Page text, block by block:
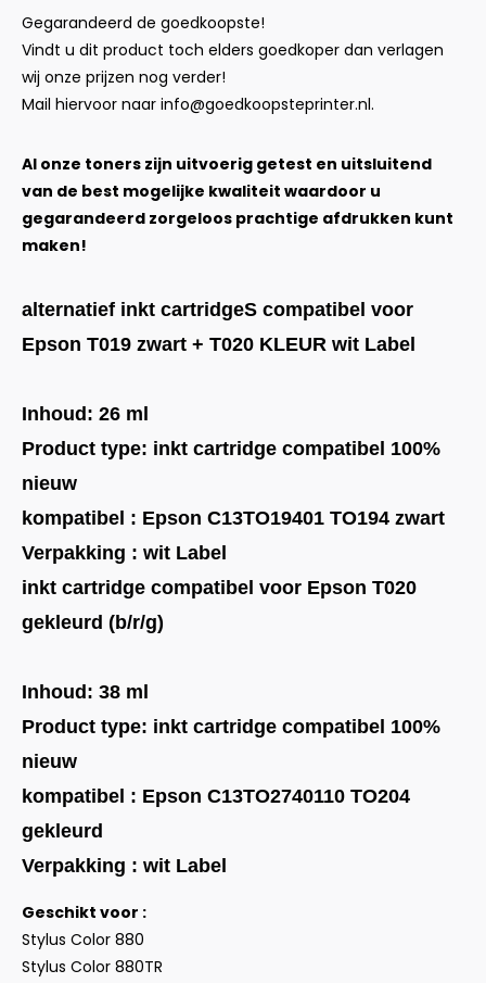
Gegarandeerd de goedkoopste!
Vindt u dit product toch elders goedkoper dan verlagen
wij onze prijzen nog verder!
Mail hiervoor naar info@goedkoopsteprinter.nl.
Al onze toners zijn uitvoerig getest en uitsluitend
van de best mogelijke kwaliteit waardoor u
gegarandeerd zorgeloos prachtige afdrukken kunt
maken!
alternatief inkt cartridgeS compatibel voor
Epson T019 zwart + T020 KLEUR wit Label
Inhoud: 26 ml
Product type: inkt cartridge compatibel 100%
nieuw
kompatibel : Epson C13TO19401 TO194 zwart
Verpakking : wit Label
inkt cartridge compatibel voor Epson T020
gekleurd (b/r/g)
Inhoud: 38 ml
Product type: inkt cartridge compatibel 100%
nieuw
kompatibel : Epson C13TO2740110 TO204
gekleurd
Verpakking : wit Label
Geschikt voor :
Stylus Color 880
Stylus Color 880TR